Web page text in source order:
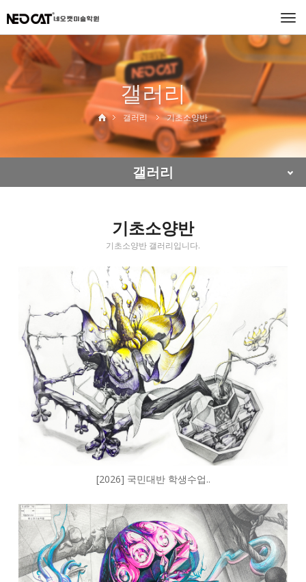
갤러리
갤러리 기초소양반
갤러리
기초소양반
기초소양반 갤러리입니다.
[2026] 국민대반 학생수업..